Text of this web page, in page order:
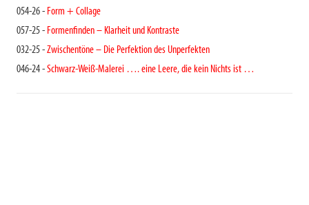
054-26 - Form + Collage
057-25 - Formenfinden – Klarheit und Kontraste
032-25 -Zwischentöne – Die Perfektion des Unperfekten
046-24 -Schwarz-Weiß-Malerei …. eine Leere, die kein Nichts ist …